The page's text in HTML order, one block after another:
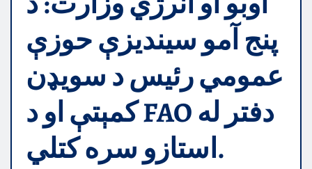
پنج آمو سیندیزې حوزې
عمومي رئيس د سویډن
کمېتې او د FAO دفتر له
استازو سره کتلي.